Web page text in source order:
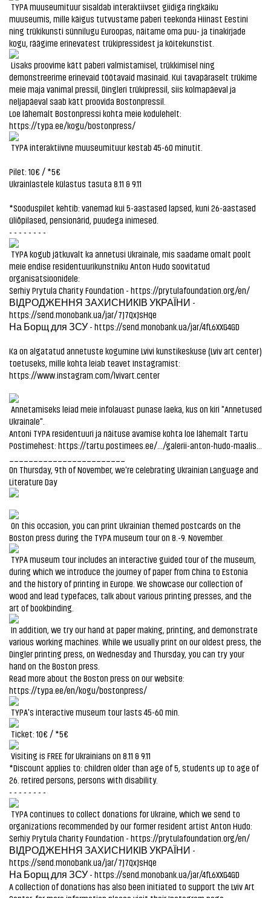
TYPA muuseumituur sisaldab interaktiivset giidiga ringkäiku
muuseumis, mille käigus tutvustame paberi teekonda Hiinast Eestini
ning trükikunsti sünnilugu Euroopas, näitame oma puu- ja tinakirjade
kogu, räägime erinevatest trükipressidest ja köitekunstist.
Lisaks proovime kätt paberi valmistamisel, trükkimisel ning
demonstreerime erinevaid töötavaid masinaid. Kui tavapäraselt trükime
meie maja vanimal pressil, Dingleri trükipressil, siis kolmapäeval ja
neljapäeval saab kätt proovida Bostonpressil.
Loe lähemalt Bostonpressi kohta meie kodulehelt:
https://typa.ee/kogu/bostonpress/
TYPA interaktiivne muuseumituur kestab 45-60 minutit.
Pilet: 10€ / *5€
Ukrainlastele külastus tasuta 8.11 & 9.11
*Sooduspilet kehtib: vanemad kui 5-aastased lapsed, kuni 26-aastased
üliõpilased, pensionärid, puudega inimesed.
- - - - - - - -
TYPA kogub jätkuvalt ka annetusi Ukrainale, mis saadame omalt poolt
meie endise residentuurikunstniku Anton Hudo soovitatud
organisatsioonidele:
Serhiy Prytula Charity Foundation - https://prytulafoundation.org/en/
ВІДРОДЖЕННЯ ЗАХИСНИКІВ УКРАЇНИ -
https://send.monobank.ua/jar/7J7QxJsHqe
На Борщ для ЗСУ - https://send.monobank.ua/jar/4fL6XXG4GD
Ka on algatatud annetuste kogumine Lvivi kunstikeskuse (Lviv art center)
toetuseks, mille kohta leiab teavet Instagramist:
https://www.instagram.com/lvivart.center
Annetamiseks leiad meie infolauast punase laeka, kus on kiri "Annetused
Ukrainale".
Antoni TYPA residentuuri ja näituse avamise kohta loe lähemalt Tartu
Postimehest: https://tartu.postimees.ee/.../galerii-anton-hudo-maalis...
On Thursday, 9th of November, we're celebrating Ukrainian Language and
Literature Day
On this occasion, you can print Ukrainian themed postcards on the
Boston press during the TYPA museum tour on 8.-9. November.
TYPA museum tour includes an interactive guided tour of the museum,
during which we introduce the journey of paper from China to Estonia
and the history of printing in Europe. We showcase our collection of
wood and lead typefaces, talk about various printing presses, and the
art of bookbinding.
In addition, we try our hand at paper making, printing, and demonstrate
various working machines. While we usually print on our oldest press, the
Dingler printing press, on Wednesday and Thursday, you can try your
hand on the Boston press.
Read more about the Boston press on our website:
https://typa.ee/en/kogu/bostonpress/
TYPA's interactive museum tour lasts 45-60 min.
Ticket: 10€ / *5€
Visiting is FREE for Ukrainians on 8.11 & 9.11
*Discount applies to: children older than age of 5, students up to age of
26. retired persons, persons with disability.
- - - - - - - -
TYPA continues to collect donations for Ukraine, which we send to
organizations recommended by our former resident artist Anton Hudo:
Serhiy Prytula Charity Foundation - https://prytulafoundation.org/en/
ВІДРОДЖЕННЯ ЗАХИСНИКІВ УКРАЇНИ -
https://send.monobank.ua/jar/7J7QxJsHqe
На Борщ для ЗСУ - https://send.monobank.ua/jar/4fL6XXG4GD
A collection of donations has also been initiated to support the Lviv Art